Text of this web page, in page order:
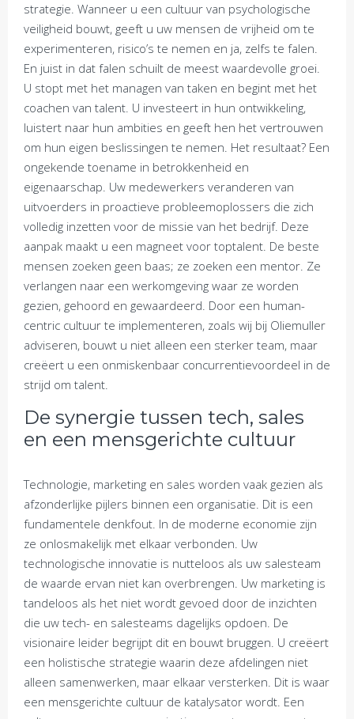
strategie. Wanneer u een cultuur van psychologische
veiligheid bouwt, geeft u uw mensen de vrijheid om te
experimenteren, risico’s te nemen en ja, zelfs te falen.
En juist in dat falen schuilt de meest waardevolle groei.
U stopt met het managen van taken en begint met het
coachen van talent. U investeert in hun ontwikkeling,
luistert naar hun ambities en geeft hen het vertrouwen
om hun eigen beslissingen te nemen. Het resultaat? Een
ongekende toename in betrokkenheid en
eigenaarschap. Uw medewerkers veranderen van
uitvoerders in proactieve probleemoplossers die zich
volledig inzetten voor de missie van het bedrijf. Deze
aanpak maakt u een magneet voor toptalent. De beste
mensen zoeken geen baas; ze zoeken een mentor. Ze
verlangen naar een werkomgeving waar ze worden
gezien, gehoord en gewaardeerd. Door een human-
centric cultuur te implementeren, zoals wij bij Oliemuller
adviseren, bouwt u niet alleen een sterker team, maar
creëert u een onmiskenbaar concurrentievoordeel in de
strijd om talent.
De synergie tussen tech, sales
en een mensgerichte cultuur
Technologie, marketing en sales worden vaak gezien als
afzonderlijke pijlers binnen een organisatie. Dit is een
fundamentele denkfout. In de moderne economie zijn
ze onlosmakelijk met elkaar verbonden. Uw
technologische innovatie is nutteloos als uw salesteam
de waarde ervan niet kan overbrengen. Uw marketing is
tandeloos als het niet wordt gevoed door de inzichten
die uw tech- en salesteams dagelijks opdoen. De
visionaire leider begrijpt dit en bouwt bruggen. U creëert
een holistische strategie waarin deze afdelingen niet
alleen samenwerken, maar elkaar versterken. Dit is waar
een mensgerichte cultuur de katalysator wordt. Een